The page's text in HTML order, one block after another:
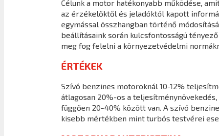
Célunk a motor hatékonyabb működése,
az érzékelőktől és jeladóktól kapott
egymással összhangban történő
beállításaink során kulcsfontosságú
meg fog felelni a környezetvédelmi
ÉRTÉKEK
Szívó benzines motoroknál 10-12%
átlagosan 20%-os a
függően 20-40% között van. A szívó
kisebb mértékben mint turbós testvérei